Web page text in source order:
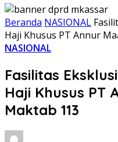
Beranda NASIONAL
Haji Khusus PT Annur
NASIONAL
Fasilitas
Haji Khusus PT
Maktab 113